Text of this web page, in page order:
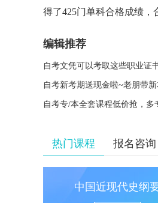
得了425门单科合格成绩，
编辑推荐
自考文凭可以考取这些职业证
自考新考期送现金啦~老朋带新
自考专/本全套课程低价抢，多
热门课程 报名咨询
中国近现代史纲